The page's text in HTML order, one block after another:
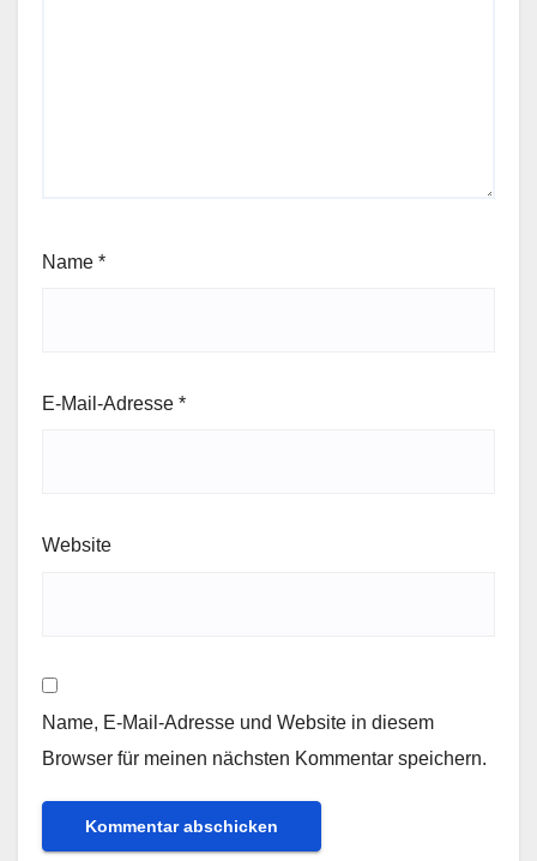
Name *
E-Mail-Adresse *
Website
Name, E-Mail-Adresse und Website in diesem
Browser für meinen nächsten Kommentar speichern.